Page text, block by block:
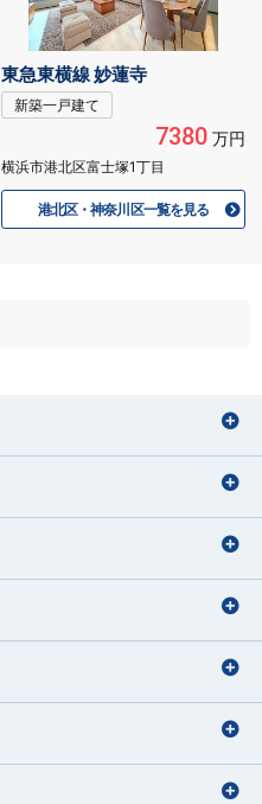
東急東横線 妙蓮寺
新築一戸建て
7380万円
横浜市港北区富士塚1丁目
港北区・神奈川区一覧を見る